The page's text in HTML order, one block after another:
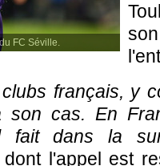
FC Séville.
français, y
son cas. En
fait dans la
l'appel est